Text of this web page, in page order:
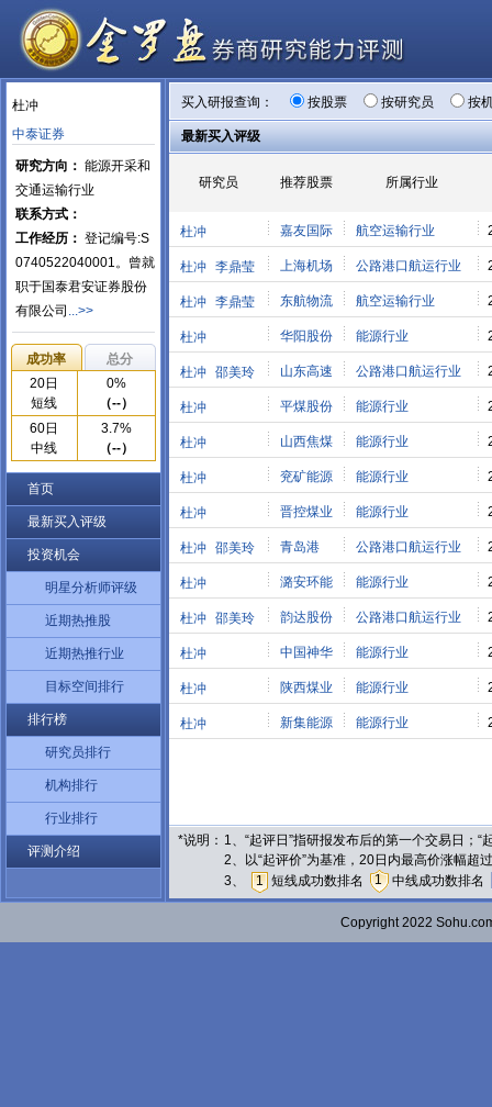
杜冲
中泰证券
研究方向： 能源开采和
交通运输行业
联系方式：
工作经历： 登记编号:S
0740522040001。曾就
职于国泰君安证券股份
有限公司 ...>>
成功率
总分
20日
短线
0%
（--）
60日
中线
3.7%
（--）
首页
最新买入评级
投资机会
明星分析师评级
近期热推股
近期热推行业
目标空间排行
排行榜
研究员排行
机构排行
行业排行
评测介绍
买入研报查询： 按股票 按研究员 按
最新买入评级
研究员 推荐股票 所属行业
杜冲 嘉友国际 航空运输行业
杜冲 李鼎莹 上海机场 公路港口航运行业
杜冲 李鼎莹 东航物流 航空运输行业
杜冲 华阳股份 能源行业
杜冲 邵美玲 山东高速 公路港口航运行业
杜冲 平煤股份 能源行业
杜冲 山西焦煤 能源行业
杜冲 兖矿能源 能源行业
杜冲 晋控煤业 能源行业
杜冲 邵美玲 青岛港 公路港口航运行业
杜冲 潞安环能 能源行业
杜冲 邵美玲 韵达股份 公路港口航运行业
杜冲 中国神华 能源行业
杜冲 陕西煤业 能源行业
杜冲 新集能源 能源行业
*说明： 1、“起评日”指研报发布后的第一个交易日；
2、以“起评价”为基准，20日内最高价涨幅
3、
1 短线成功数排名 1 中线成功数排名
Copyright 2022